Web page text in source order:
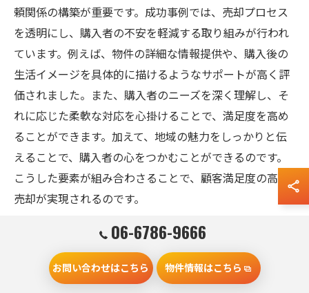
頼関係の構築が重要です。成功事例では、売却プロセス
を透明にし、購入者の不安を軽減する取り組みが行われ
ています。例えば、物件の詳細な情報提供や、購入後の
生活イメージを具体的に描けるようなサポートが高く評
価されました。また、購入者のニーズを深く理解し、そ
れに応じた柔軟な対応を心掛けることで、満足度を高め
ることができます。加えて、地域の魅力をしっかりと伝
えることで、購入者の心をつかむことができるのです。
こうした要素が組み合わさることで、顧客満足度の高い
売却が実現されるのです。
短期間での売却成功例に学ぶ方法
短期間で不動産売却を成功させるためには、幾つかの重
要な戦略があります。まず、市場価格を的確に見極め、
06-6786-9666
お問い合わせはこちら 物件情報はこちら